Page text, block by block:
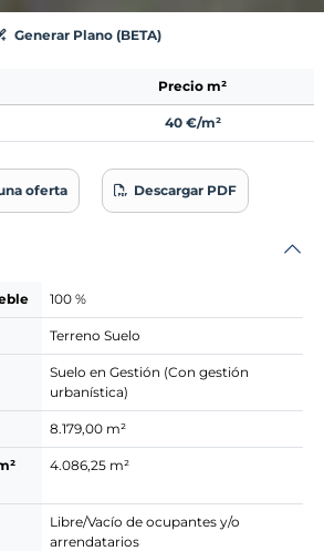
Generar Plano (BETA)
Precio m²
40 €/m²
oferta Descargar PDF
100 %
Terreno Suelo
Suelo en Gestión (Con gestión
urbanística)
8.179,00 m²
4.086,25 m²
Libre/Vacío de ocupantes y/o
arrendatarios